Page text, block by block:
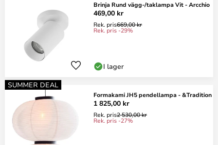
Brinja Rund vägg-/taklampa Vit - Arcchio
469,00 kr
Rek. pris669,00 kr
Rek. pris -29%
I lager
SUMMER DEAL
Formakami JH5 pendellampa - &Tradition
1 825,00 kr
Rek. pris2 530,00 kr
Rek. pris -27%